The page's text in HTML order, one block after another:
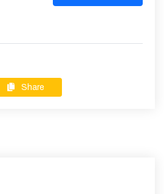
Share